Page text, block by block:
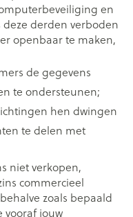
en
derden verboden
openbaar te maken,
de gegevens
te ondersteunen;
hen dwingen
te delen met
niet verkopen,
commercieel
zoals bepaald
vooraf jouw